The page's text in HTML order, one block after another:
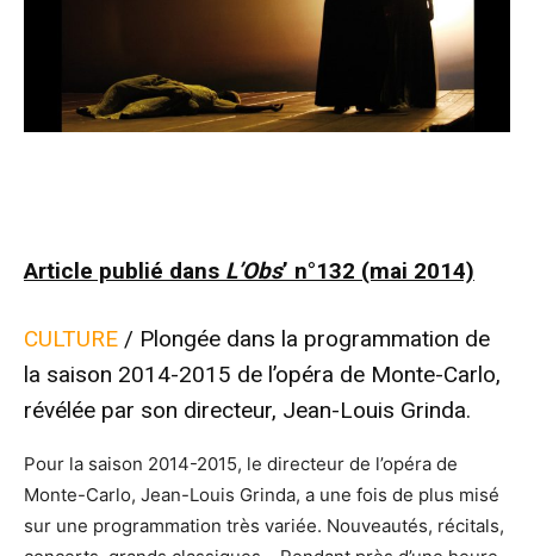
Article publié dans L’Obs’ n°132 (mai 2014)
CULTURE / Plongée dans la programmation de
la saison 2014-2015 de l’opéra de Monte-Carlo,
révélée par son directeur, Jean-Louis Grinda.
Pour la saison 2014-2015, le directeur de l’opéra de
Monte-Carlo, Jean-Louis Grinda, a une fois de plus misé
sur une programmation très variée. Nouveautés, récitals,